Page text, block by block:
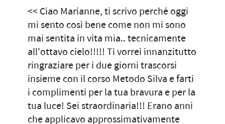
<< Ciao Marianne, ti scrivo perché oggi
mi sento così bene come non mi sono
mai sentita in vita mia.. tecnicamente
all'ottavo cielo!!!!! Ti vorrei innanzitutto
ringraziare per i due giorni trascorsi
insieme con il corso Metodo Silva e farti
i complimenti per la tua bravura e per la
tua luce! Sei straordinaria!!! Erano anni
che applicavo approssimativamente